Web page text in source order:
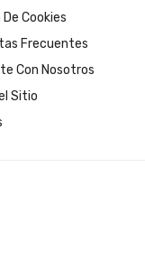
Cookies
Frecuentes
Con Nosotros
Sitio